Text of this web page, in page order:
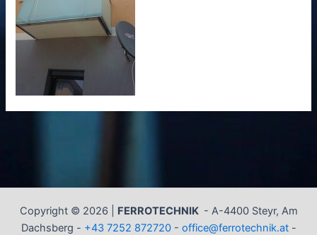
Copyright © 2026 | FERROTECHNIK - A-4400 Steyr, Am
Dachsberg - +43 7252 872720- office@ferrotechnik.at-